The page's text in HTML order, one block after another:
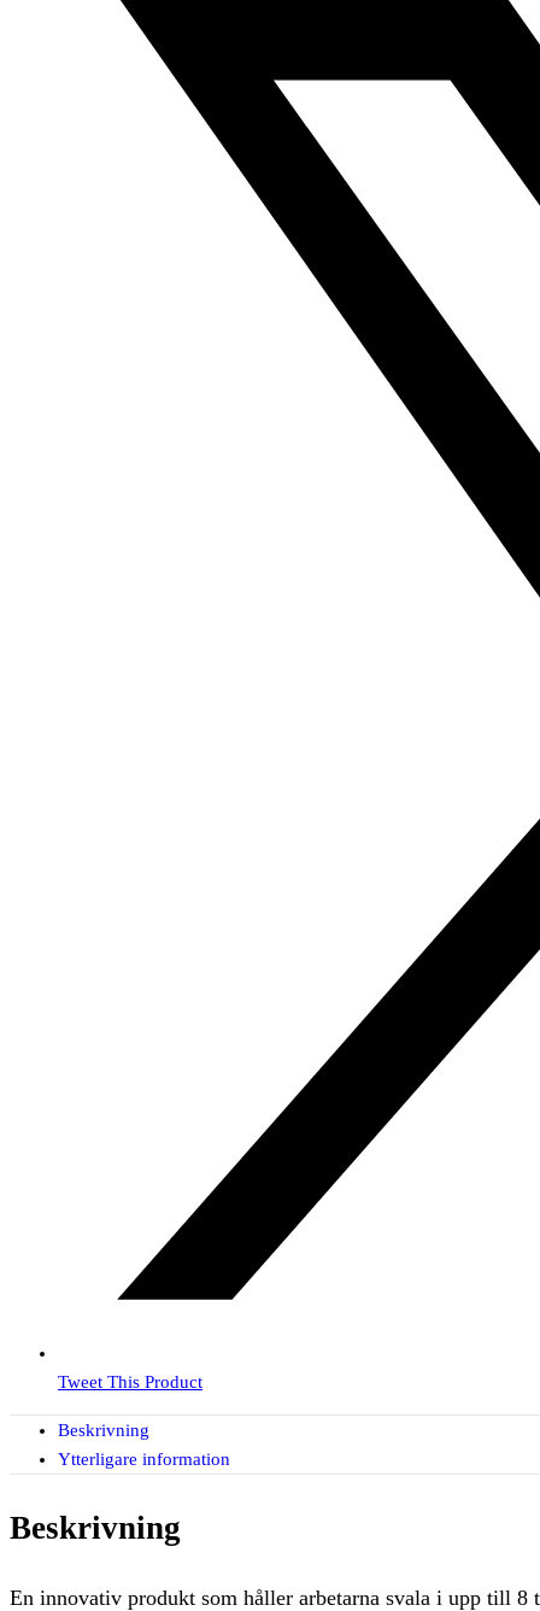
Tweet This Product
Beskrivning
Ytterligare information
Beskrivning
En innovativ produkt som håller arbetarna svala i upp till